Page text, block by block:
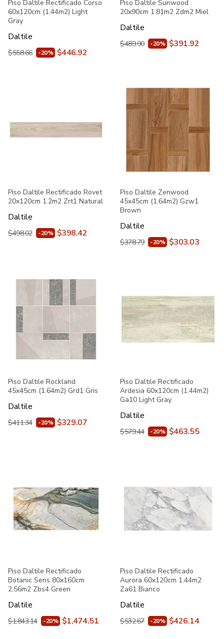
Piso Daltile Rectificado Corso
60x120cm (1.44m2) Light
Gray
Daltile
$558.66 -20% $446.92
Piso Daltile Sunwood
20x90cm 1.81m2 Zdm2 Miel
Daltile
$489.90 -20% $391.92
Piso Daltile Rectificado Rovet
20x120cm 1.2m2 Zrt1 Natural
Daltile
$498.02 -20% $398.42
Piso Daltile Zenwood
45x45cm (1.64m2) Gzw1
Brown
Daltile
$378.79 -20% $303.03
Piso Daltile Rockland
45x45cm (1.64m2) Grd1 Gris
Daltile
$411.34 -20% $329.07
Piso Daltile Rectificado
Ardesia 60x120cm (1.44m2)
Ga10 Light Gray
Daltile
$579.44 -20% $463.55
Piso Daltile Rectificado
Botanic Sens 80x160cm
2.56m2 Zbs4 Green
Daltile
$1,843.14 -20% $1,474.51
Piso Daltile Rectificado
Aurora 60x120cm 1.44m2
Za61 Bianco
Daltile
$532.67 -20% $426.14